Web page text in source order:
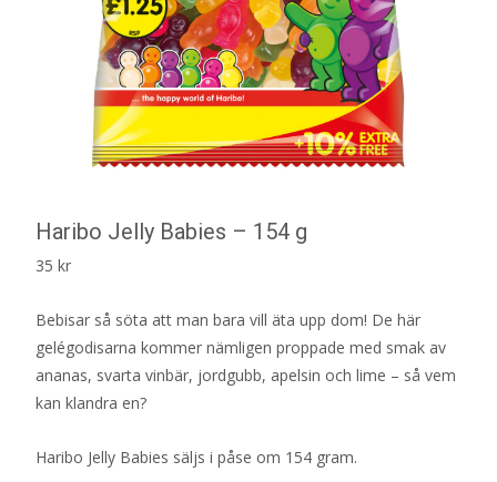
Haribo Jelly Babies – 154 g
35 kr
Bebisar så söta att man bara vill äta upp dom! De här
gelégodisarna kommer nämligen proppade med smak av
ananas, svarta vinbär, jordgubb, apelsin och lime – så vem
kan klandra en?
Haribo Jelly Babies säljs i påse om 154 gram.